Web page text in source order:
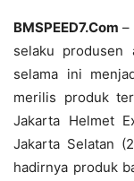
BMSPEED7.Com –
selaku produsen
selama ini
merilis produk
Jakarta Helmet
Jakarta Selatan
hadirnya produk